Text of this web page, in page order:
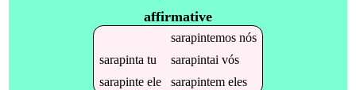
affirmative
sarapintemosnós
sarapinta tu sarapintai vós
sarapinteele sarapintemeles